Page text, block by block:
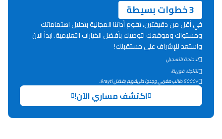
دليل التوجيه
التوجيه بالثانوي و الإعدادي
3 خطوات بسيطة
في أقل من دقيقتين، تقوم أداتنا المجانية بتحليل اهتماماتك
ومستواك وموقعك لتوصيك بأفضل الخيارات التعليمية. ابدأ الآن
واستعد للإشراف على مستقبلك!
لا حاجة للتسجيل
نتائجك فورية!
+5000 طالب مغربي وجدوا طريقهم بفضل 9rayti.
اكتشف مساري الآن!